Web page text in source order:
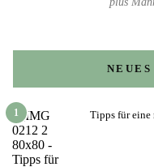
1 Tipps für eine